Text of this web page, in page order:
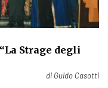
Strage degli
di Guido Casotti